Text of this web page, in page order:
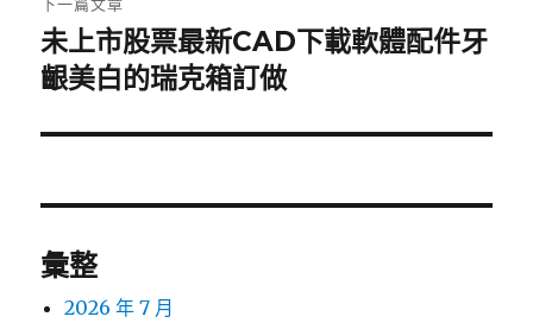
下
一
文
未上市股票最新CAD下載軟體配件牙
齦美白的瑞克箱訂做
彙整
2026 年 7 月